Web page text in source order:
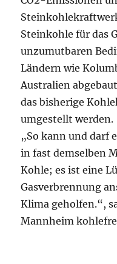
Steinkohle für das
unzumutbaren
Ländern wie
Australien
das bisherige
umgestellt werden.
„So kann und darf
in fast demselben
Kohle; es ist eine
Gasverbrennung
Klima geholfen.“,
Mannheim